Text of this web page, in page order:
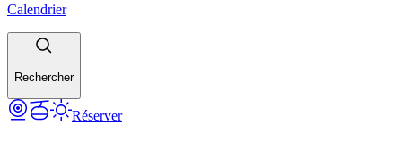
Calendrier
Rechercher
Réserver